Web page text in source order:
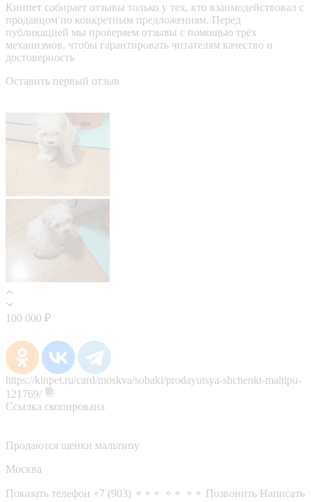
Кинпет собирает отзывы только у тех, кто взаимодействовал с
продавцом по конкретным предложениям. Перед
публикацией мы проверяем отзывы с помощью трёх
механизмов, чтобы гарантировать читателям качество и
достоверность
Оставить первый отзыв
100 000 ₽
https://kinpet.ru/card/moskva/sobaki/prodayutsya-shchenki-maltipu-
121769/
Ссылка скопирована
Продаются щенки мальтипу
Москва
Показать телефон +7 (903) ⚬⚬⚬ ⚬⚬ ⚬⚬ Позвонить Написать